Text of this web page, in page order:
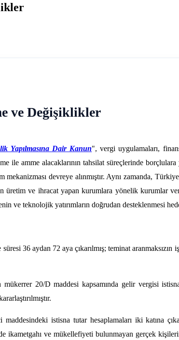
ve Değişiklikler
Yapılmasına Dair Kanun", vergi uygulamaları,
ile amme alacaklarının tahsilat süreçlerinde
devreye alınmıştır. Aynı zamanda,
ve ihracat yapan kurumlara yönelik kurumlar
ve teknolojik yatırımların doğrudan desteklenmesi
36 aydan 72 aya çıkarılmış; teminat aranmaksızın
20/D maddesi kapsamında gelir vergisi
istisna tutar hesaplamaları iki katına
ve mükellefiyeti bulunmayan gerçek